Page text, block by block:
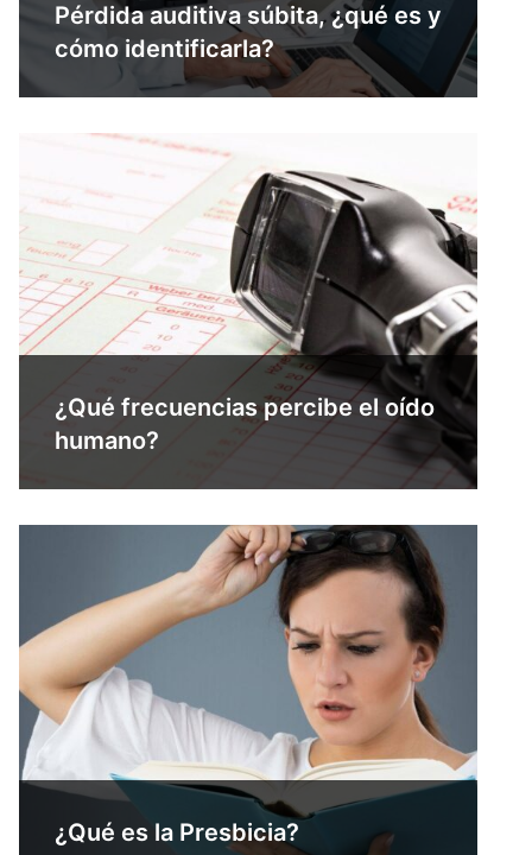
Pérdida auditiva súbita, ¿qué es y
cómo identificarla?
¿Qué frecuencias percibe el oído
humano?
¿Qué es la Presbicia?